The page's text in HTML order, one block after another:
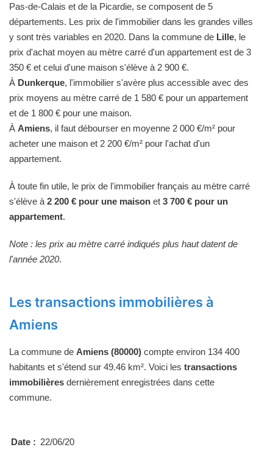
Pas-de-Calais et de la Picardie, se composent de 5
départements. Les prix de l'immobilier dans les grandes villes
y sont très variables en 2020. Dans la commune de Lille, le
prix d'achat moyen au mètre carré d'un appartement est de 3
350 € et celui d'une maison s'élève à 2 900 €.
À Dunkerque, l'immobilier s'avère plus accessible avec des
prix moyens au mètre carré de 1 580 € pour un appartement
et de 1 800 € pour une maison.
À Amiens, il faut débourser en moyenne 2 000 €/m² pour
acheter une maison et 2 200 €/m² pour l'achat d'un
appartement.
À toute fin utile, le prix de l'immobilier français au mètre carré
s'élève à 2 200 € pour une maison et 3 700 € pour un
appartement.
Note : les prix au mètre carré indiqués plus haut datent de
l'année 2020.
Les transactions immobilières à
Amiens
La commune de Amiens (80000) compte environ 134 400
habitants et s'étend sur 49.46 km². Voici les transactions
immobilières dernièrement enregistrées dans cette
commune.
Date : 22/06/20